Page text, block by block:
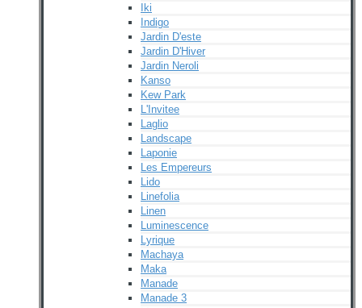
Iki
Indigo
Jardin D'este
Jardin D'Hiver
Jardin Neroli
Kanso
Kew Park
L'Invitee
Laglio
Landscape
Laponie
Les Empereurs
Lido
Linefolia
Linen
Luminescence
Lyrique
Machaya
Maka
Manade
Manade 3